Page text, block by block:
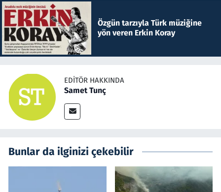
Özgün tarzıyla Türk müziğine
yön veren Erkin Koray
EDITÖR HAKKINDA
Samet Tunç
Bunlar da ilginizi çekebilir